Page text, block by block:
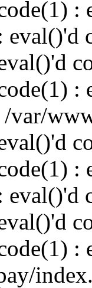
:
eval()'d
:
var/
:
eval()'d
: